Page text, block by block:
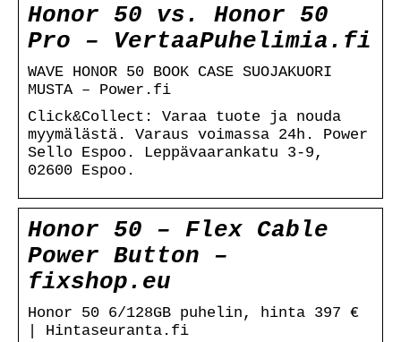
Honor 50 vs. Honor 50
Pro – VertaaPuhelimia.fi
WAVE HONOR 50 BOOK CASE SUOJAKUORI
MUSTA – Power.fi
Click&Collect: Varaa tuote ja nouda
myymälästä. Varaus voimassa 24h. Power
Sello Espoo. Leppävaarankatu 3-9,
02600 Espoo.
Honor 50 – Flex Cable
Power Button –
fixshop.eu
Honor 50 6/128GB puhelin, hinta 397 €
| Hintaseuranta.fi